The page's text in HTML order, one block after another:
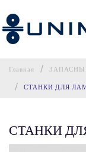
Главная
СТАНКИ ДЛЯ
СТАНКИ